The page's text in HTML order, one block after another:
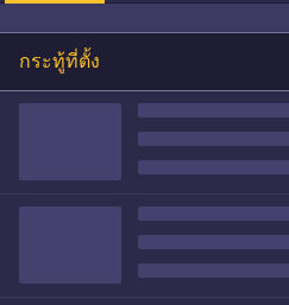
กระทู้ที่ตั้ง